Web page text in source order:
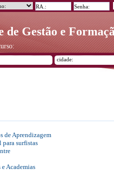
de Gestão e
de Aprendizagem
surfistas
Academias